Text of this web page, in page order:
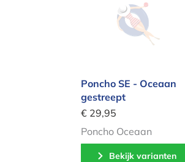
Poncho SE - Oceaan
gestreept
€ 29,95
Poncho Oceaan
Bekijk varianten